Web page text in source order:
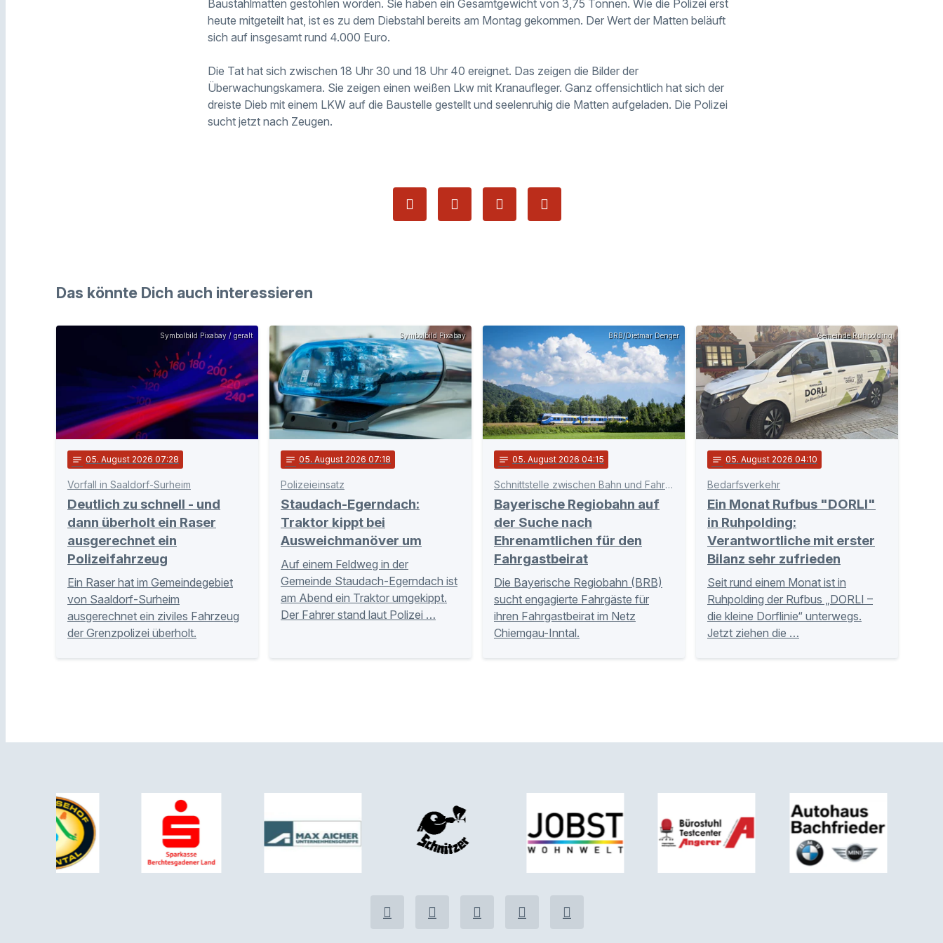
Baustahlmatten gestohlen worden. Sie haben ein Gesamtgewicht von 3,75 Tonnen. Wie die Polizei erst
heute mitgeteilt hat, ist es zu dem Diebstahl bereits am Montag gekommen. Der Wert der Matten beläuft
sich auf insgesamt rund 4.000 Euro.
Die Tat hat sich zwischen 18 Uhr 30 und 18 Uhr 40 ereignet. Das zeigen die Bilder der
Überwachungskamera. Sie zeigen einen weißen Lkw mit Kranaufleger. Ganz offensichtlich hat sich der
dreiste Dieb mit einem LKW auf die Baustelle gestellt und seelenruhig die Matten aufgeladen. Die Polizei
sucht jetzt nach Zeugen.
Das könnte Dich auch interessieren
Symbolbild Pixabay / geralt
notes 05. August 2026 07:28
Vorfall in Saaldorf-Surheim
Deutlich zu schnell - und
dann überholt ein Raser
ausgerechnet ein
Polizeifahrzeug
Ein Raser hat im Gemeindegebiet
von Saaldorf-Surheim
ausgerechnet ein ziviles Fahrzeug
der Grenzpolizei überholt.
Symbolbild Pixabay
notes 05. August 2026 07:18
Polizeieinsatz
Staudach-Egerndach:
Traktor kippt bei
Ausweichmanöver um
Auf einem Feldweg in der
Gemeinde Staudach-Egerndach ist
am Abend ein Traktor umgekippt.
Der Fahrer stand laut Polizei …
BRB/Dietmar Denger
notes 05. August 2026 04:15
Schnittstelle zwischen Bahn und Fahrgästen
Bayerische Regiobahn auf
der Suche nach
Ehrenamtlichen für den
Fahrgastbeirat
Die Bayerische Regiobahn (BRB)
sucht engagierte Fahrgäste für
ihren Fahrgastbeirat im Netz
Chiemgau-Inntal.
Gemeinde Ruhpolding
notes 05. August 2026 04:10
Bedarfsverkehr
Ein Monat Rufbus "DORLI"
in Ruhpolding:
Verantwortliche mit erster
Bilanz sehr zufrieden
Seit rund einem Monat ist in
Ruhpolding der Rufbus „DORLI –
die kleine Dorflinie“ unterwegs.
Jetzt ziehen die …